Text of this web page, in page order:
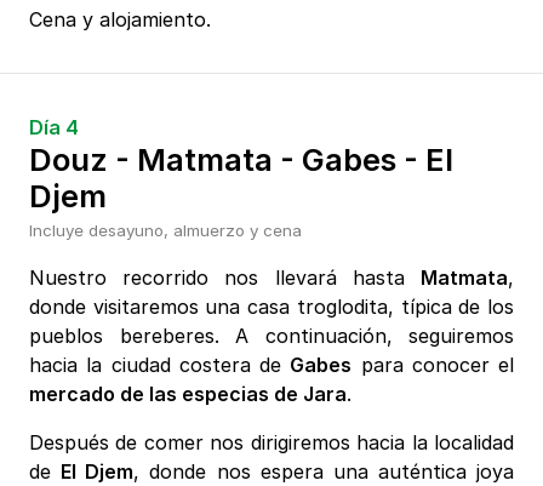
Cena y alojamiento.
Día 4
Douz - Matmata - Gabes - El
Djem
Incluye desayuno, almuerzo y cena
Nuestro recorrido nos llevará hasta Matmata,
donde visitaremos una casa troglodita, típica de los
pueblos bereberes. A continuación, seguiremos
hacia la ciudad costera de Gabes para conocer el
mercado de las especias de Jara.
Después de comer nos dirigiremos hacia la localidad
de El Djem, donde nos espera una auténtica joya